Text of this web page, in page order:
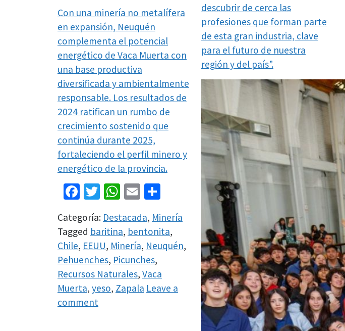
Con una minería no metalífera
en expansión, Neuquén
complementa el potencial
energético de Vaca Muerta con
una base productiva
diversificada y ambientalmente
responsable. Los resultados de
2024 ratifican un rumbo de
crecimiento sostenido que
continúa durante 2025,
fortaleciendo el perfil minero y
energético de la provincia.
Facebook
Twitter
WhatsApp
Email
Categoría: Destacada, Minería
Tagged baritina, bentonita,
Chile, EEUU, Minería, Neuquén,
Pehuenches, Picunches,
Recursos Naturales, Vaca
Muerta, yeso, Zapala Leave a
comment
descubrir de cerca las
profesiones que forman parte
de esta gran industria, clave
para el futuro de nuestra
región y del país”.